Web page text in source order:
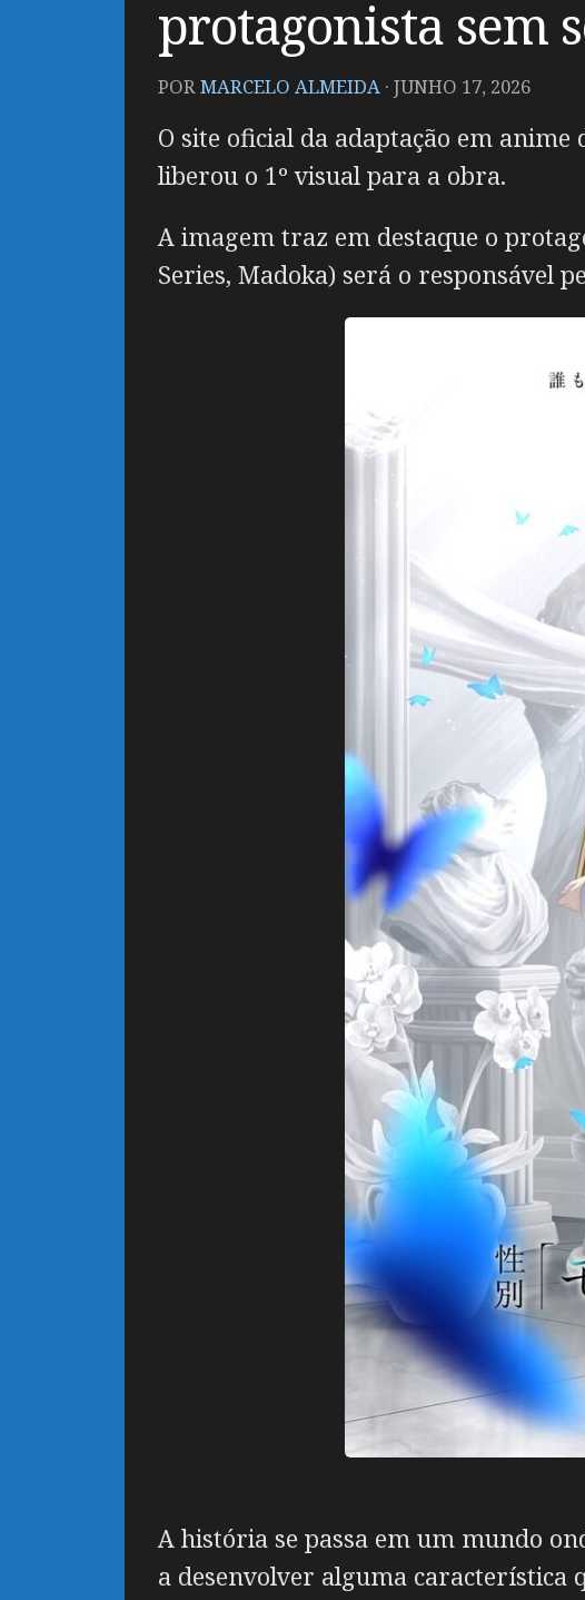
protagonista sem
PORMARCELO ALMEIDA · JUNHO 17, 2026
O site oficial da adaptação em anime
liberou o 1º visual para a obra.
A imagem traz em destaque o
Series, Madoka) será o responsável
A história se passa em um mundo
a desenvolver alguma característica